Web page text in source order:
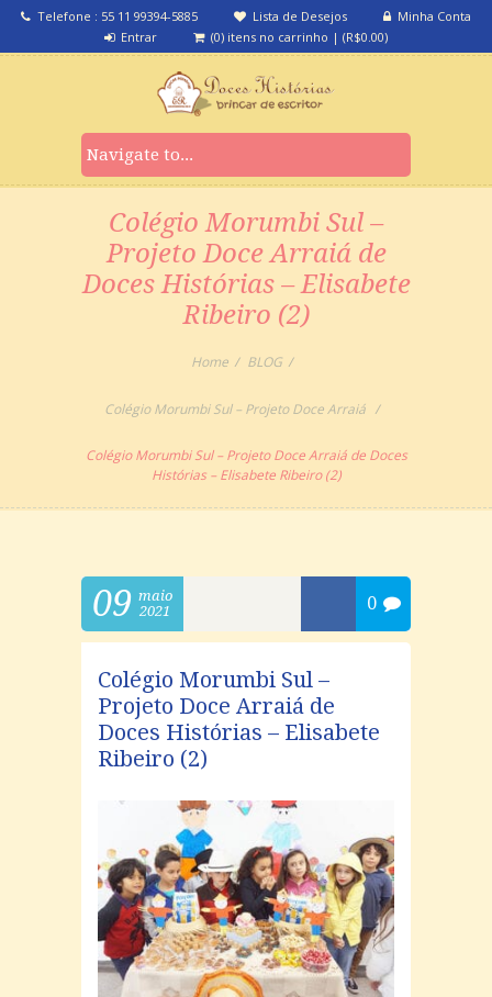
Telefone : 55 11 99394-5885 Lista de Desejos
Minha Conta
Entrar
(0) itens no carrinho | (R$0.00)
Colégio Morumbi Sul –
Projeto Doce Arraiá de
Doces Histórias – Elisabete
Ribeiro (2)
Home BLOG
Colégio Morumbi Sul – Projeto Doce Arraiá
Colégio Morumbi Sul – Projeto Doce Arraiá de Doces
Histórias – Elisabete Ribeiro (2)
09 maio
2021
0
Colégio Morumbi Sul –
Projeto Doce Arraiá de
Doces Histórias – Elisabete
Ribeiro (2)